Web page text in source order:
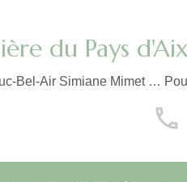
du Pays d'Aix
Bel-Air Simiane Mimet …